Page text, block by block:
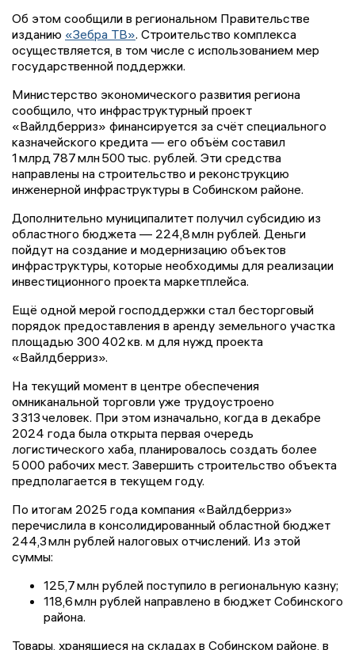
Об этом сообщили в региональном Правительстве
изданию «Зебра ТВ». Строительство комплекса
осуществляется, в том числе с использованием мер
государственной поддержки.
Министерство экономического развития региона
сообщило, что инфраструктурный проект
«Вайлдберриз» финансируется за счёт специального
казначейского кредита — его объём составил
1 млрд 787 млн 500 тыс. рублей. Эти средства
направлены на строительство и реконструкцию
инженерной инфраструктуры в Собинском районе.
Дополнительно муниципалитет получил субсидию из
областного бюджета — 224,8 млн рублей. Деньги
пойдут на создание и модернизацию объектов
инфраструктуры, которые необходимы для реализации
инвестиционного проекта маркетплейса.
Ещё одной мерой господдержки стал бесторговый
порядок предоставления в аренду земельного участка
площадью 300 402 кв. м для нужд проекта
«Вайлдберриз».
На текущий момент в центре обеспечения
омниканальной торговли уже трудоустроено
3 313 человек. При этом изначально, когда в декабре
2024 года была открыта первая очередь
логистического хаба, планировалось создать более
5 000 рабочих мест. Завершить строительство объекта
предполагается в текущем году.
По итогам 2025 года компания «Вайлдберриз»
перечислила в консолидированный областной бюджет
244,3 млн рублей налоговых отчислений. Из этой
суммы:
125,7 млн рублей поступило в региональную казну;
118,6 млн рублей направлено в бюджет Собинского
района.
Товары, хранящиеся на складах в Собинском районе, в